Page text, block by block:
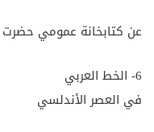
عن كتابخانة عمومي حضرت
6- الخط العربي
في العصر الأندلسي